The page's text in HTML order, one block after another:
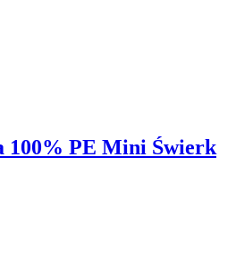
100% PE Mini Świerk